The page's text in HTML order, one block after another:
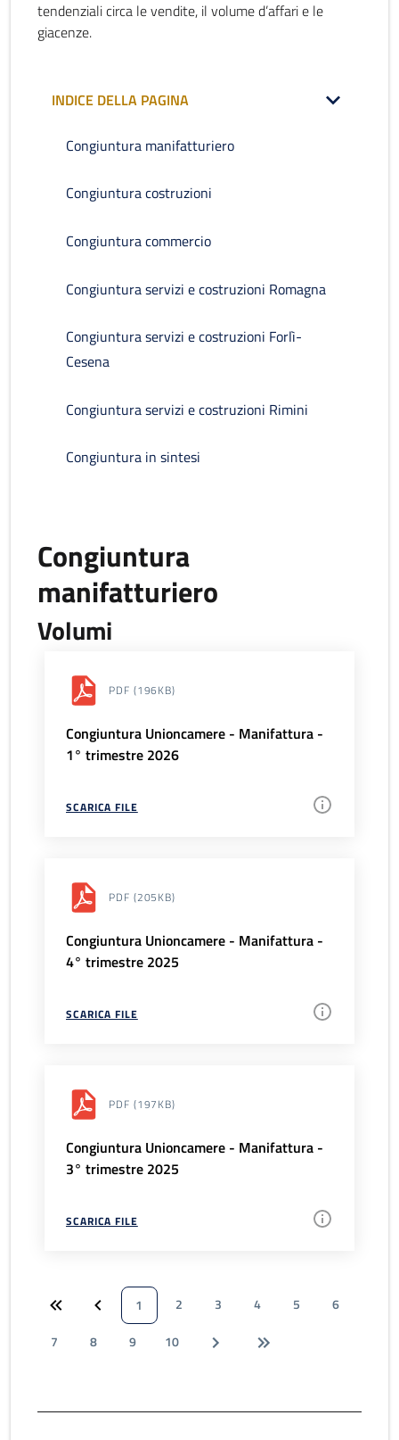
tendenziali circa le vendite, il volume d’affari e le
giacenze.
INDICE DELLA PAGINA
Congiuntura manifatturiero
Congiuntura costruzioni
Congiuntura commercio
Congiuntura servizi e costruzioni Romagna
Congiuntura servizi e costruzioni Forlì-
Cesena
Congiuntura servizi e costruzioni Rimini
Congiuntura in sintesi
Congiuntura
manifatturiero
Volumi
PDF (196KB)
Congiuntura Unioncamere - Manifattura -
1° trimestre 2026
SCARICA FILE
PDF (205KB)
Congiuntura Unioncamere - Manifattura -
4° trimestre 2025
SCARICA FILE
PDF (197KB)
Congiuntura Unioncamere - Manifattura -
3° trimestre 2025
SCARICA FILE
1 2 3 4 5
6
7
8 9 10